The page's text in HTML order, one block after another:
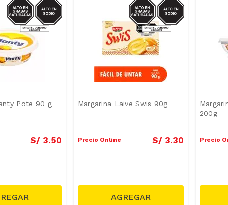
SAT
Pote 90 g
S/ 3.50
SAT
Margarina Laive Swis 90g
Precio Online S/ 3.30
200g
Precio